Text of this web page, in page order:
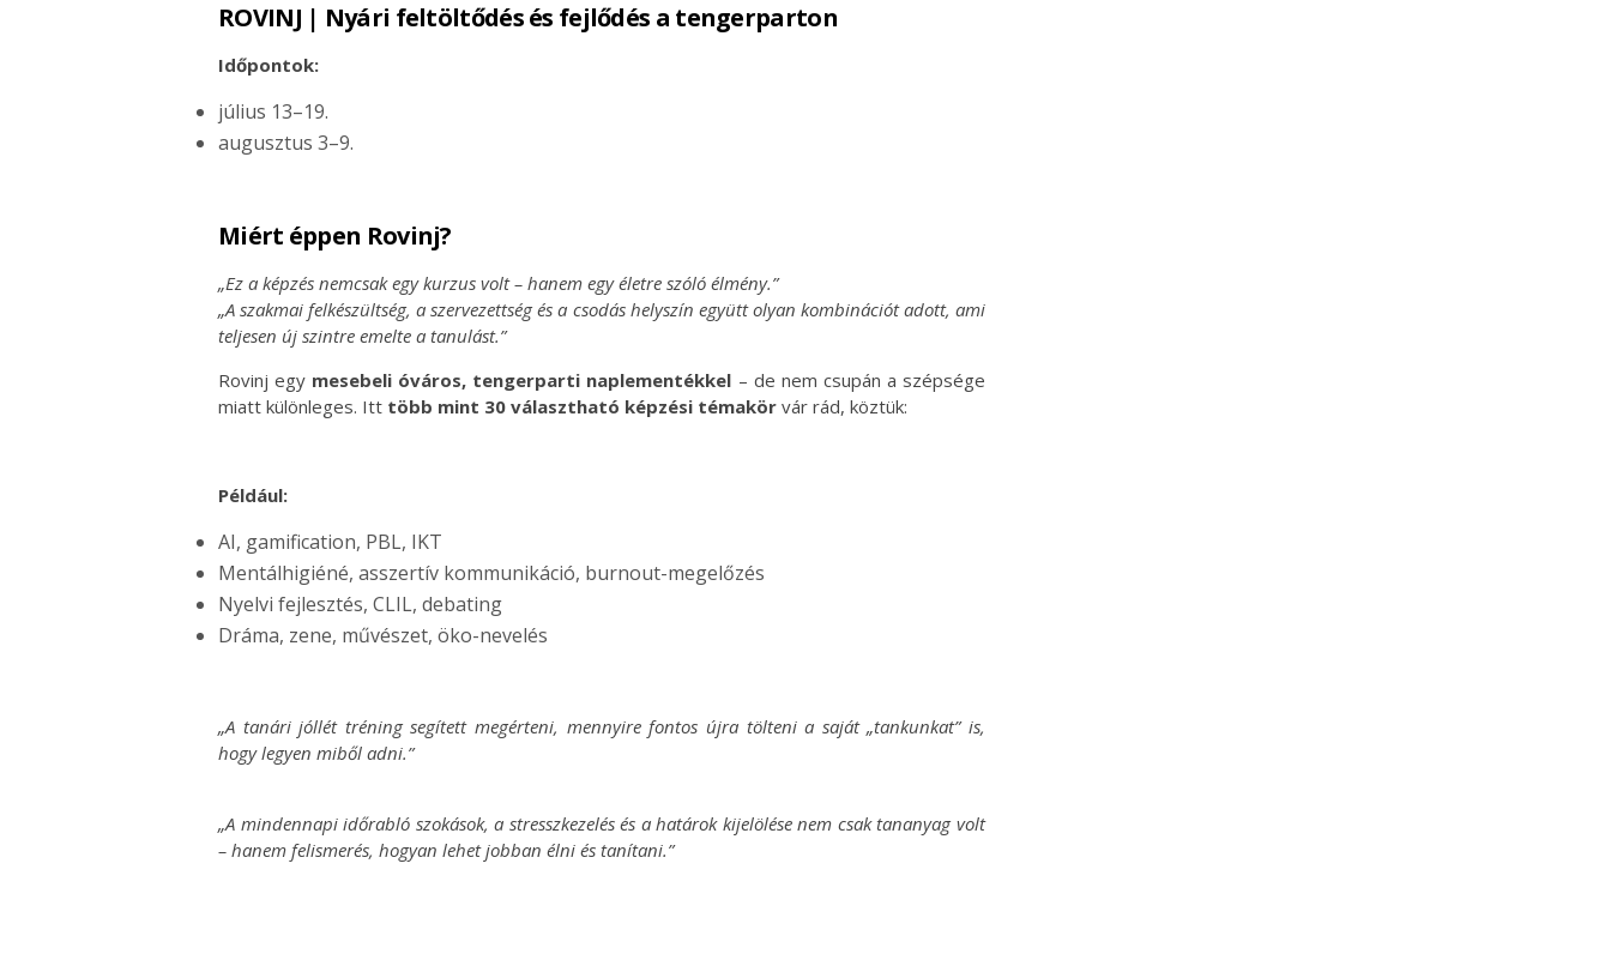
ROVINJ | Nyári feltöltődés és fejlődés a tengerparton
Időpontok:
július 13–19.
augusztus 3–9.
Miért éppen Rovinj?
„Ez a képzés nemcsak egy kurzus volt – hanem egy életre szóló élmény.”
„A szakmai felkészültség, a szervezettség és a csodás helyszín együtt olyan kombinációt adott, ami
teljesen új szintre emelte a tanulást.”
Rovinj egy mesebeli óváros, tengerparti naplementékkel – de nem csupán a szépsége
miatt különleges. Itt több mint 30 választható képzési témakör vár rád, köztük:
Például:
AI, gamification, PBL, IKT
Mentálhigiéné, asszertív kommunikáció, burnout-megelőzés
Nyelvi fejlesztés, CLIL, debating
Dráma, zene, művészet, öko-nevelés
„A tanári jóllét tréning segített megérteni, mennyire fontos újra tölteni a saját „tankunkat” is,
hogy legyen miből adni.”
„A mindennapi időrabló szokások, a stresszkezelés és a határok kijelölése nem csak tananyag volt
– hanem felismerés, hogyan lehet jobban élni és tanítani.”